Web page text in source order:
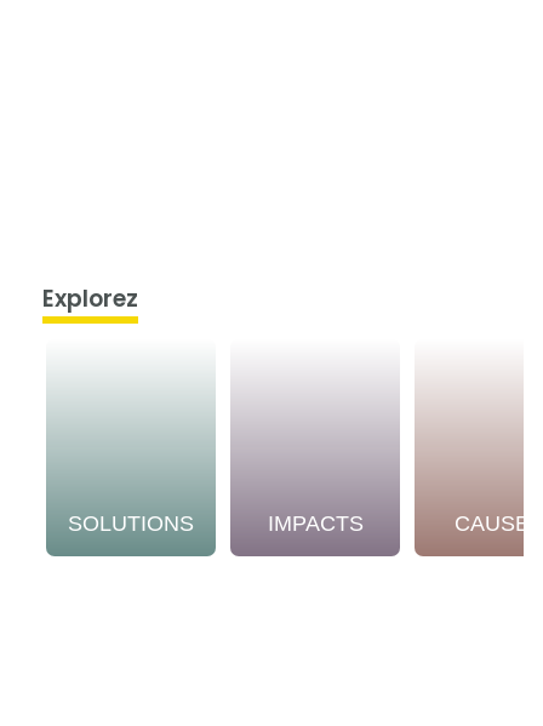
Explorez
SOLUTIONS IMPACTS CAUSES